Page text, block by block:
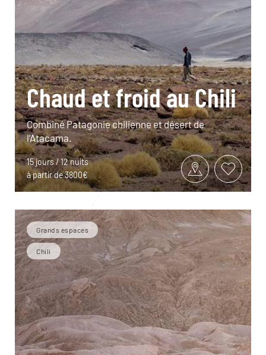
Chaud et froid au Chili
Combiné Patagonie chilienne et désert de
l’Atacama.
15 jours / 12 nuits
à partir de 3800€
Grands espaces
Chili